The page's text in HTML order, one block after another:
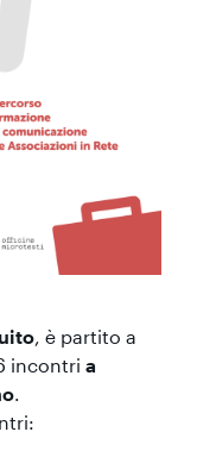
, è partito a
incontri a
.